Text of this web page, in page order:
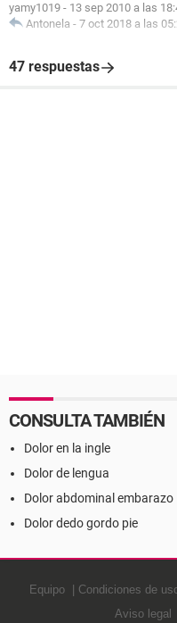
yamy1019 - 13 sep 2010 a las
Antonela - 7 oct 2018 a las
47 respuestas
CONSULTA TAMBIÉN
Dolor en la ingle
Dolor de lengua
Dolor abdominal embarazo
Dolor dedo gordo pie
Equipo Condiciones de
Aviso legal